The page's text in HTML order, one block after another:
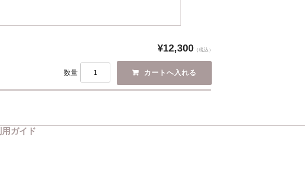
¥12,300 （税込）
数量
ガイド